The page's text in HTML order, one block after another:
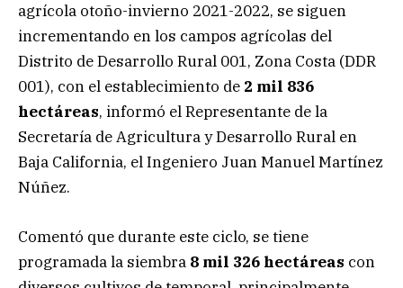
agrícola otoño-invierno 2021-2022, se siguen
incrementando en los campos agrícolas del
Distrito de Desarrollo Rural 001, Zona Costa (DDR
001), con el establecimiento de 2 mil 836
hectáreas, informó el Representante de la
Secretaría de Agricultura y Desarrollo Rural en
Baja California, el Ingeniero Juan Manuel Martínez
Núñez.
Comentó que durante este ciclo, se tiene
programada la siembra 8 mil 326 hectáreas con